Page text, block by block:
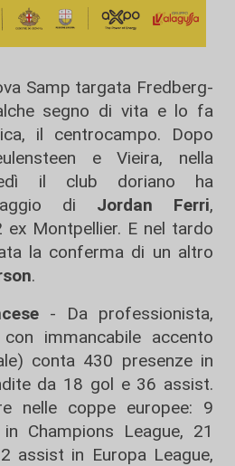
Samp targata Fredberg-
segno di vita e lo fa
il centrocampo. Dopo
e Vieira, nella
il club doriano ha
di Jordan Ferri,
ex Montpellier. E nel tardo
la conferma di un altro
.
- Da professionista,
immancabile accento
conta 430 presenze in
da 18 gol e 36 assist.
nelle coppe europee: 9
Champions League, 21
assist in Europa League,